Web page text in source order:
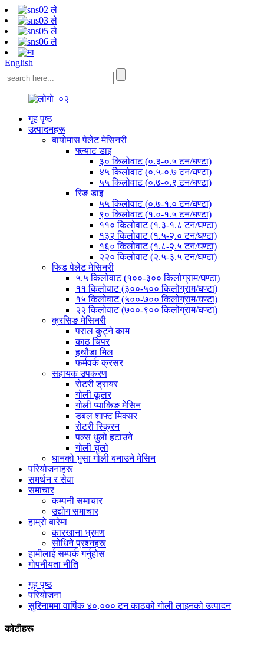
English
गृह पृष्ठ
उत्पादनहरू
बायोमास पेलेट मेसिनरी
फ्ल्याट डाइ
३० किलोवाट (०.३-०.५ टन/घण्टा)
४५ किलोवाट (०.५-०.७ टन/घण्टा)
५५ किलोवाट (०.७-०.९ टन/घण्टा)
रिङ डाइ
५५ किलोवाट (०.७-१.० टन/घण्टा)
९० किलोवाट (१.०-१.५ टन/घण्टा)
११० किलोवाट (१.३-१.८ टन/घण्टा)
१३२ किलोवाट (१.५-२.० टन/घण्टा)
१६० किलोवाट (१.८-२.५ टन/घण्टा)
२२० किलोवाट (२.५-३.५ टन/घण्टा)
फिड पेलेट मेसिनरी
५.५ किलोवाट (१००-३०० किलोग्राम/घण्टा)
११ किलोवाट (३००-५०० किलोग्राम/घण्टा)
१५ किलोवाट (५००-७०० किलोग्राम/घण्टा)
२२ किलोवाट (७००-९०० किलोग्राम/घण्टा)
क्रसिङ मेसिनरी
पराल कुट्ने काम
काठ चिपर
हथौडा मिल
फर्मवर्क क्रसर
सहायक उपकरण
रोटरी ड्रायर
गोली कूलर
गोली प्याकिङ मेसिन
डबल शाफ्ट मिक्सर
रोटरी स्क्रिन
पल्स धुलो हटाउने
गोली चुलो
धानको भुसा गोली बनाउने मेसिन
परियोजनाहरू
समर्थन र सेवा
समाचार
कम्पनी समाचार
उद्योग समाचार
हाम्रो बारेमा
कारखाना भ्रमण
सोधिने प्रश्नहरू
हामीलाई सम्पर्क गर्नुहोस
गोपनीयता नीति
गृह पृष्ठ
परियोजना
सुरिनाममा वार्षिक ४०,००० टन काठको गोली लाइनको उत्पादन
कोटीहरू